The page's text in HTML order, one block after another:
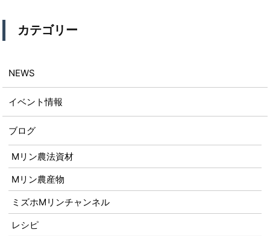
カテゴリー
NEWS
イベント情報
ブログ
Mリン農法資材
Mリン農産物
ミズホMリンチャンネル
レシピ